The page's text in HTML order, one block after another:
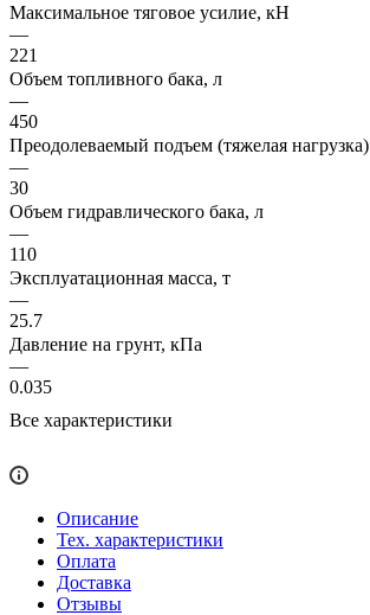
Максимальное тяговое усилие, кН
—
221
Объем топливного бака, л
—
450
Преодолеваемый подъем (тяжелая нагрузка)
—
30
Объем гидравлического бака, л
—
110
Эксплуатационная масса, т
—
25.7
Давление на грунт, кПа
—
0.035
Все характеристики
Описание
Тех. характеристики
Оплата
Доставка
Отзывы